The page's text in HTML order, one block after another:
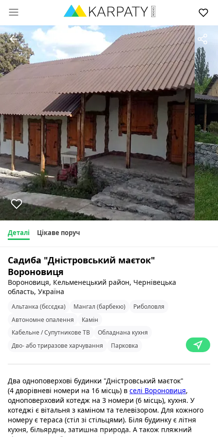
Деталі Цікаве поруч
Садиба "Дністровський маєток"
Вороновиця
Вороновиця, Кельменецький район, Чернівецька
область, Україна
Альтанка (бєсєдка) Мангал (барбекю)
Риболовля
Автономне опалення
Камін
Кабельне / Супутникове ТВ
Обладнана кухня
Дво- або триразове харчування
Парковка
Два одноповерхові будинки "Дністровський маєток"
(4 дворівневі номери на 16 місць) в селі Вороновиця,
одноповерховий котедж на 3 номери (6 місць), кухня. У
котеджі є вітальня з каміном та телевізором. Для кожного
номеру є тераса (стіл зі стільцями). Біля будинку є літня
кухня, більярдна, затишна природа. А також пляжний